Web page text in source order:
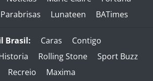
Parabrisas Lunateen BATimes
Brasil: Caras
Contigo
Rolling Stone
Sport Buzz
Recreio
Maxima